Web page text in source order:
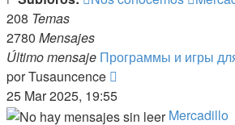
208 Temas
2780 Mensajes
Último mensaje Программы и игры
porTusauncence
último
mensaje
25 Mar 2025, 19:55
Mercadillo